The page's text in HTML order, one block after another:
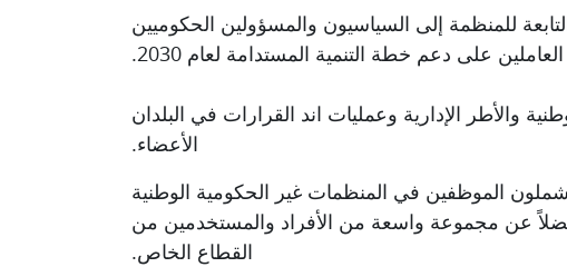
للمنظمة إلى السياسيون والمسؤولين الحكوميين
على دعم خطة التنمية المستدامة لعام 2030
.
والأطر الإدارية وعمليات اند القرارات في البلدان
الأعضاء.
الموظفين في المنظمات غير الحكومية الوطنية
فضلاً عن مجموعة واسعة من الأفراد والمستخدمين من
القطاع الخاص.